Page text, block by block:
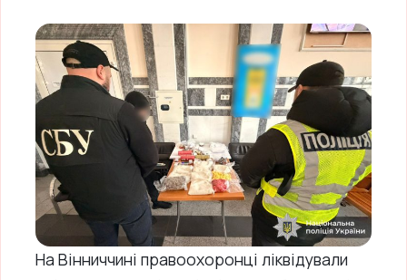
На Вінниччині правоохоронці ліквідували